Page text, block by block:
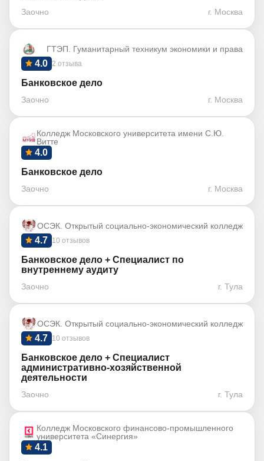
Заочно г. Москва
ГТЭП. Гуманитарный техникум экономики и права
2 отзыва
4.0
Банковское дело
Заочно г. Москва
Колледж Московского университета имени С.Ю.
Витте
4.0
Банковское дело
Заочно г. Москва
ОСЭК. Открытый социально-экономический колледж
10 отзывов
4.7
Банковское дело + Специалист по
внутреннему аудиту
Заочно г. Тула
ОСЭК. Открытый социально-экономический колледж
10 отзывов
4.7
Банковское дело + Специалист
административно-хозяйственной
деятельности
Заочно г. Тула
Колледж Московского финансово-промышленного
университета «Синергия»
4.1